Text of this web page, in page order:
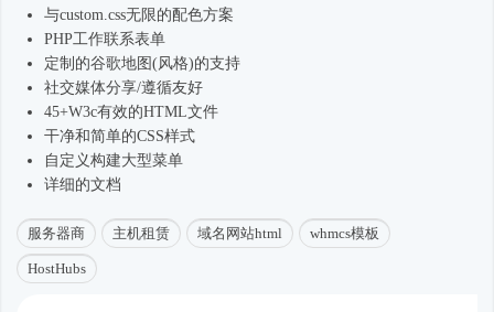
与custom.css无限的配色方案
PHP工作联系表单
定制的谷歌地图(风格)的支持
社交媒体分享/遵循友好
45+W3c有效的HTML文件
干净和简单的CSS样式
自定义构建大型菜单
详细的文档
服务器商 主机租赁 域名网站html whmcs模板
HostHubs